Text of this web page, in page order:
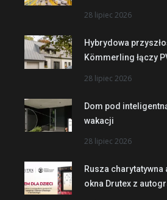
28 lipiec 2026
Hybrydowa
Kömmerling łączy
28 lipiec 2026
Dom pod
wakacji
28 lipiec 2026
Rusza
okna Drutex z